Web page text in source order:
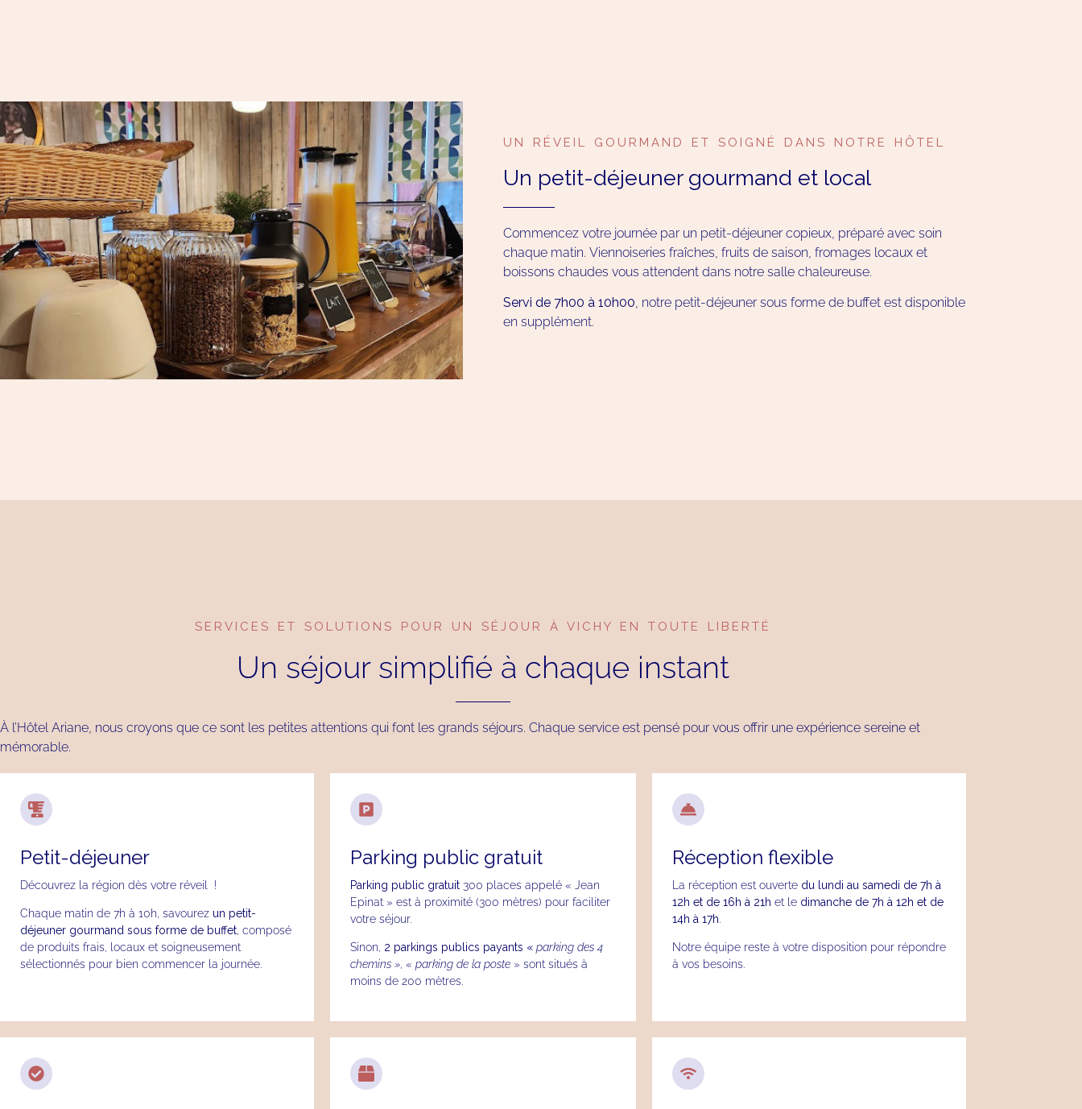
UN RÉVEIL GOURMAND ET SOIGNÉ DANS NOTRE HÔTEL
Un petit-déjeuner gourmand et local
Commencez votre journée par un petit-déjeuner copieux, préparé avec soin
chaque matin. Viennoiseries fraîches, fruits de saison, fromages locaux et
boissons chaudes vous attendent dans notre salle chaleureuse.
Servi de 7h00 à 10h00, notre petit-déjeuner sous forme de buffet est disponible
en supplément.
SERVICES ET SOLUTIONS POUR UN SÉJOUR À VICHY EN TOUTE LIBERTÉ
Un séjour simplifié à chaque instant
À l’Hôtel Ariane, nous croyons que ce sont les petites attentions qui font les grands séjours. Chaque service est pensé pour vous offrir une expérience sereine et
mémorable.
Petit-déjeuner
Découvrez la région dès votre réveil !
Chaque matin de 7h à 10h, savourez un petit-
déjeuner gourmand sous forme de buffet , composé
de produits frais, locaux et soigneusement
sélectionnés pour bien commencer la journée.
Parking public gratuit
Parking public gratuit300 places appelé « Jean
Epinat » est à proximité (300 mètres) pour faciliter
votre séjour.
Sinon, 2 parkings publics payants « parking des 4
chemins », « parking de la poste» sont situés à
moins de 200 mètres.
Réception flexible
La réception est ouverte du lundi au samedi de 7h à
12h et de 16h à 21h et le dimanche de 7h à 12h et de
14h à 17h.
Notre équipe reste à votre disposition pour répondre
à vos besoins.